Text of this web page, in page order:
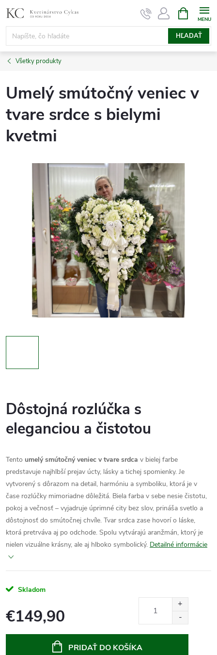
na
obsah
HĽADAŤ
KOŠÍK
Všetky produkty
Umelý smútočný veniec v
tvare srdce s bielymi
kvetmi
Dôstojná rozlúčka s
eleganciou a čistotou
Tento umelý smútočný veniec v tvare srdca v bielej farbe
predstavuje najhlbší prejav úcty, lásky a tichej spomienky. Je
vytvorený s dôrazom na detail, harmóniu a symboliku, ktorá je v
čase rozlúčky mimoriadne dôležitá. Biela farba v sebe nesie čistotu,
pokoj a večnosť – vyjadruje úprimné city bez slov, prináša svetlo a
dôstojnosť do smútočnej chvíle. Tvar srdca zase hovorí o láske,
ktorá pretrváva aj po odchode. Spolu vytvárajú aranžmán, ktorý je
nielen vizuálne krásny, ale aj hlboko symbolický. Detailné informácie
Skladom
€149,90
PRIDAŤ DO KOŠÍKA